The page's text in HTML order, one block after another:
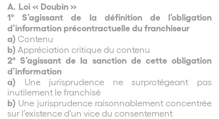
A. Loi « Doubin »
1° S’agissant de la définition de l’obligation
d’information précontractuelle du franchiseur
a) Contenu
b) Appréciation critique du contenu
2° S’agissant de la sanction de cette obligation
d’information
a) Une jurisprudence ne surprotégeant pas
inutilement le franchisé
b) Une jurisprudence raisonnablement concentrée
sur l’existence d’un vice du consentement